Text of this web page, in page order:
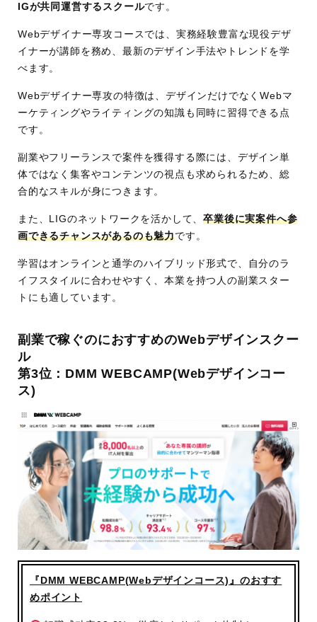
時間
学習
スタ
イル
オンライン＋通学型
学習
内
容・
ス
デザインの基礎原則/デザインの企画提案/Webサ
イトの構成/オリジナルWebサイト制作/レスポン
加工/画像切り取り/サイト作成の流れ/デザイナー
のためのフォント概論/Web概論
ート
体制
ソフトの特別価格購入
コワーキングスペース無料利用
メンターサポートあり
転職支援マンツーマンサポート
LIG案件で実務チャレンジ
外部企業と連携したクライアントワーク案件
運営
会社
提携
IGが共同運営するスクールです。
Webデザイナー専攻コースでは、実務経験豊富な現役デザ
イナーが講師を務め、最新のデザイン手法やトレンドを学
べます。
Webデザイナー専攻の特徴は、デザインだけでなくWebマ
ーケティングやライティングの知識も同時に習得できる点
です。
副業やフリーランスで案件を獲得する際には、デザイン単
体ではなく集客やコンテンツの視点も求められるため、総
合的なスキルが身につきます。
また、LIGのネットワークを活かして、卒業後に実案件へ参
画できるチャンスがあるのも魅力です。
学習はオンラインと通学のハイブリッド形式で、自分のラ
イフスタイルに合わせやすく、本業を持つ人の副業スター
トにも適しています。
副業で稼ぐのにおすすめのWebデザインスクー
ル
第3位：DMM WEBCAMP(Webデザインコー
ス)
『DMM WEBCAMP(Webデザインコース)』のおすす
めポイント